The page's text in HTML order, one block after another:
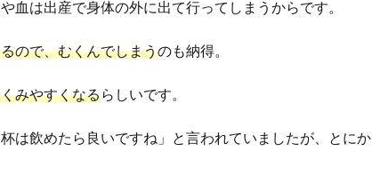
血は出産で身体の外に出て行ってしまうからです。
ので、むくんでしまうのも納得。
みやすくなるらしいです。
は飲めたら良いですね」と言われていましたが、とにか